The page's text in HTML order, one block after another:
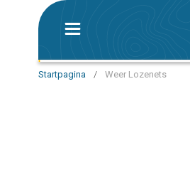
Startpagina / Weer Lozenets